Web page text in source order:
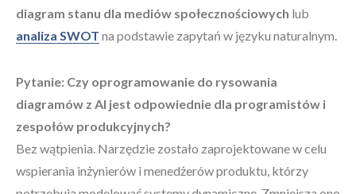
diagram stanu dla mediów społecznościowych lub
analiza SWOT na podstawie zapytań w języku naturalnym.
Pytanie: Czy oprogramowanie do rysowania
diagramów z AI jest odpowiednie dla programistów i
zespołów produkcyjnych?
Bez wątpienia. Narzędzie zostało zaprojektowane w celu
wspierania inżynierów i menedżerów produktu, którzy